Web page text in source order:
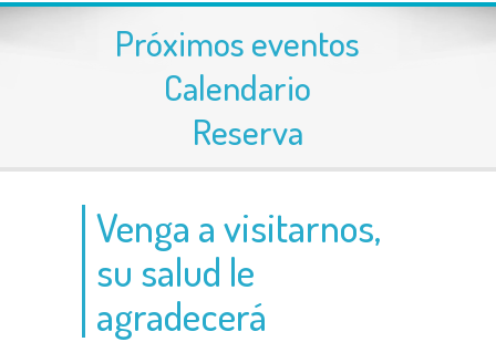
Próximos eventos
Calendario
Reserva
Venga a visitarnos,
su salud le
agradecerá